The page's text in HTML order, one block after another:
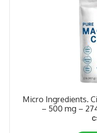
Micro Ingredients.
– 500 mg –